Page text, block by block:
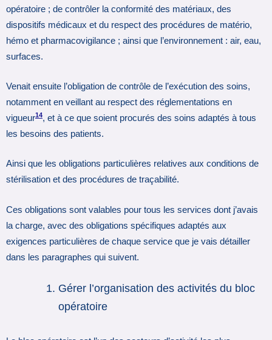
opératoire ; de contrôler la conformité des matériaux, des
dispositifs médicaux et du respect des procédures de matério,
hémo et pharmacovigilance ; ainsi que l’environnement : air, eau,
surfaces.
Venait ensuite l’obligation de contrôle de l’exécution des soins,
notamment en veillant au respect des réglementations en
vigueur14, et à ce que soient procurés des soins adaptés à tous
les besoins des patients.
Ainsi que les obligations particulières relatives aux conditions de
stérilisation et des procédures de traçabilité.
Ces obligations sont valables pour tous les services dont j’avais
la charge, avec des obligations spécifiques adaptés aux
exigences particulières de chaque service que je vais détailler
dans les paragraphes qui suivent.
Gérer l’organisation des activités du bloc
opératoire